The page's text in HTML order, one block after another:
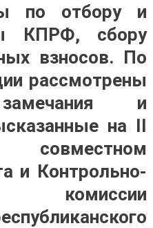
по отбору и
КПРФ, сбору
взносов. По
рассмотрены
и
на II
совместном
и Контрольно-
комиссии